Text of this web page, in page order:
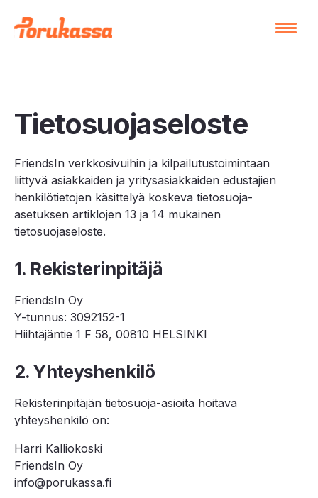
Tietosuojaseloste
FriendsIn verkkosivuihin ja kilpailutustoimintaan
liittyvä asiakkaiden ja yritysasiakkaiden edustajien
henkilötietojen käsittelyä koskeva tietosuoja-
asetuksen artiklojen 13 ja 14 mukainen
tietosuojaseloste.
1. Rekisterinpitäjä
FriendsIn Oy
Y-tunnus: 3092152-1
Hiihtäjäntie 1 F 58, 00810 HELSINKI
2. Yhteyshenkilö
Rekisterinpitäjän tietosuoja-asioita hoitava
yhteyshenkilö on:
Harri Kalliokoski
FriendsIn Oy
info@porukassa.fi